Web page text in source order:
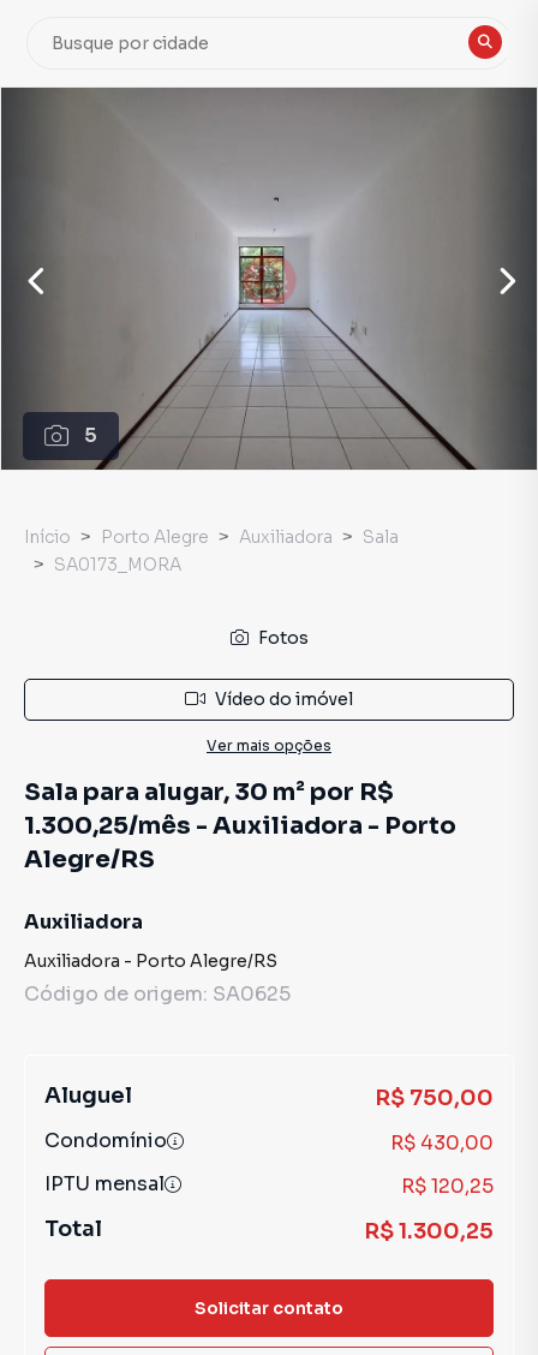
5
Início Porto Alegre Auxiliadora
Sala
SA0173_MORA
Fotos
Vídeo do imóvel
Ver mais opções
Sala para alugar, 30 m² por R$
1.300,25/mês - Auxiliadora - Porto
Alegre/RS
Auxiliadora
Auxiliadora - Porto Alegre/RS
Código de origem: SA0625
Aluguel R$ 750,00
Condomínio
R$ 430,00
IPTU mensal
R$ 120,25
Total R$ 1.300,25
Solicitar contato